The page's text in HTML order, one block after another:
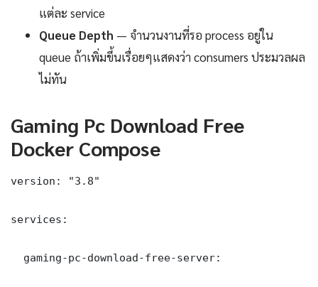
แต่ละ service
Queue Depth — จำนวนงานที่รอ process อยู่ใน
queue ถ้าเพิ่มขึ้นเรื่อยๆแสดงว่า consumers ประมวลผล
ไม่ทัน
Gaming Pc Download Free
Docker Compose
version: "3.8"
services:
  gaming-pc-download-free-server: